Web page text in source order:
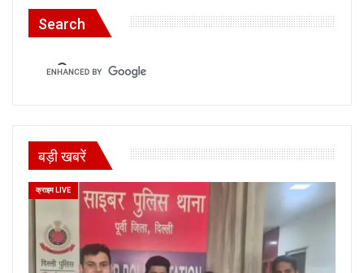
Search
बड़ी खबरें
क्राइम LIVE